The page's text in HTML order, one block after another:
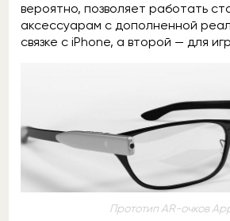
вероятно, позволяет работать
аксессуарам с дополненной
связке с iPhone, а второй — для
Прототип AR-очков